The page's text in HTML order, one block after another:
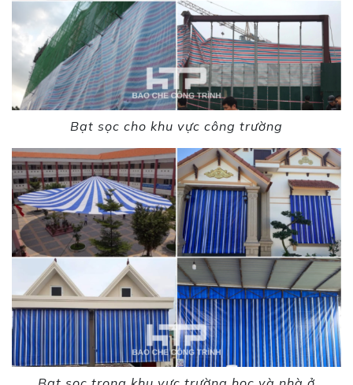
Bạt sọc cho khu vực công trường